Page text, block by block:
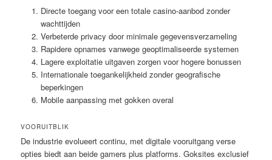
Directe toegang voor een totale casino-aanbod zonder
wachttijden
Verbeterde privacy door minimale gegevensverzameling
Rapidere opnames vanwege geoptimaliseerde systemen
Lagere exploitatie uitgaven zorgen voor hogere bonussen
Internationale toegankelijkheid zonder geografische
beperkingen
Mobile aanpassing met gokken overal
VOORUITBLIK
De industrie evolueert continu, met digitale vooruitgang verse
opties biedt aan beide gamers plus platforms. Goksites exclusief